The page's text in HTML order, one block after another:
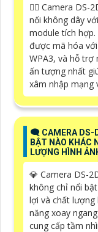
🙆‍♀️ Camera DS-
nối không dây
module tích
được mã hóa
WPA3, và hỗ trợ
ấn tượng nhất
xâm nhập mạng
🗨️ CAMERA DS-
BẬT NÀO KHÁC
LƯỢNG HÌNH
💎 Camera DS-
không chỉ nổi
lợi và chất lượng
năng xoay
cung cấp tầm